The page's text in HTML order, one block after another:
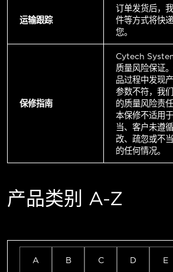
运输跟踪
订单发货后，
件等方式将快
您。
保修指南
Cytech
质量风险保证
品过程中发现
参数不符，我
的质量风险责任
本保修不适用
当、客户未遵
改、疏忽或不
的任何情况。
产品类别 A-Z
A B C D E